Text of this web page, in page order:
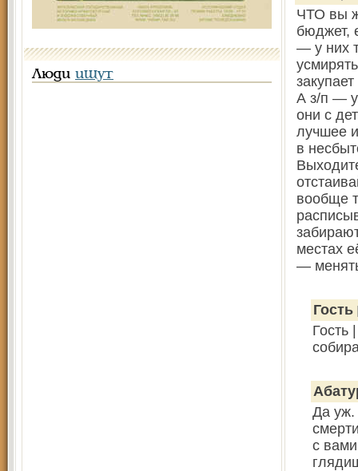
Люди ищут
ЧТО вы
бюджет,
— у них
А з/п — у
они с
лучшее
в
вообще
местах
—
Гость
Гость
Да уж.
с